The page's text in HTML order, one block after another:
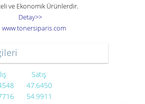
ve Ekonomik Ürünlerdir.
Detay>>
www.tonersiparis.com
Satış
47.6450
54.9911